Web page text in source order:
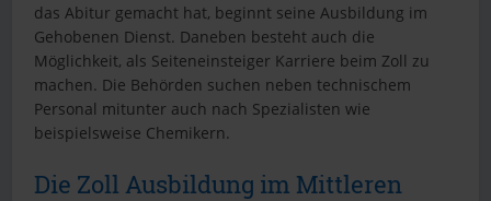
das Abitur gemacht hat, beginnt seine Ausbildung im
Gehobenen Dienst. Daneben besteht auch die
Möglichkeit, als Seiteneinsteiger Karriere beim Zoll zu
machen. Die Behörden suchen neben technischem
Personal mitunter auch nach Spezialisten wie
beispielsweise Chemikern.
Die Zoll Ausbildung im Mittleren